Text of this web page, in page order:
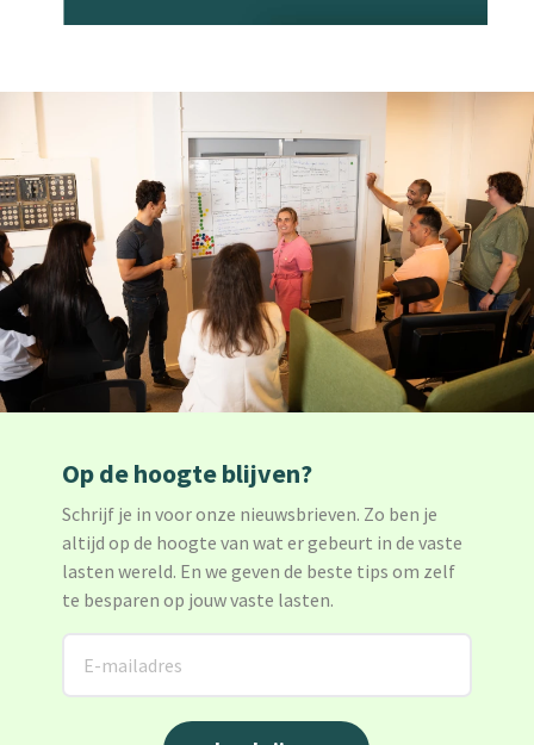
Op de hoogte blijven?
Schrijf je in voor onze nieuwsbrieven. Zo ben je
altijd op de hoogte van wat er gebeurt in de vaste
lasten wereld. En we geven de beste tips om zelf
te besparen op jouw vaste lasten.